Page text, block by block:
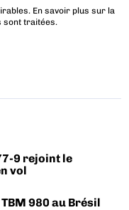
En savoir plus sur la
sont traitées.
9 rejoint le
vol
980 au Brésil